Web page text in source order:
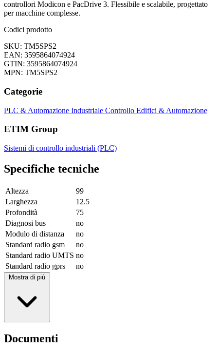
controllori Modicon e PacDrive 3. Flessibile e scalabile, progettato
per macchine complesse.
Codici prodotto
SKU: TM5SPS2
EAN: 3595864074924
GTIN: 3595864074924
MPN: TM5SPS2
Categorie
PLC & Automazione Industriale Controllo Edifici & Automazione
ETIM Group
Sistemi di controllo industriali (PLC)
Specifiche tecniche
Altezza
99
Larghezza
12.5
Profondità
75
Diagnosi bus
no
Modulo di distanza
no
Standard radio gsm
no
Standard radio UMTS no
Standard radio gprs
no
Mostra di più
Documenti